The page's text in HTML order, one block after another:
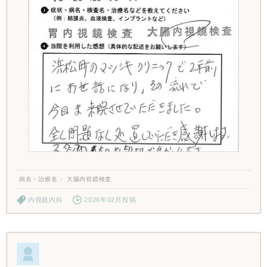
病名・治療名 大腸内視鏡検査
内視鏡内科 2026年02月投稿